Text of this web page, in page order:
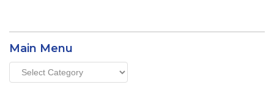
Main Menu
Main
Menu